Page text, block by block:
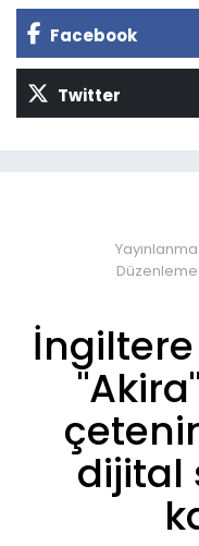
Facebook
Twitter
İngiltere
dijital